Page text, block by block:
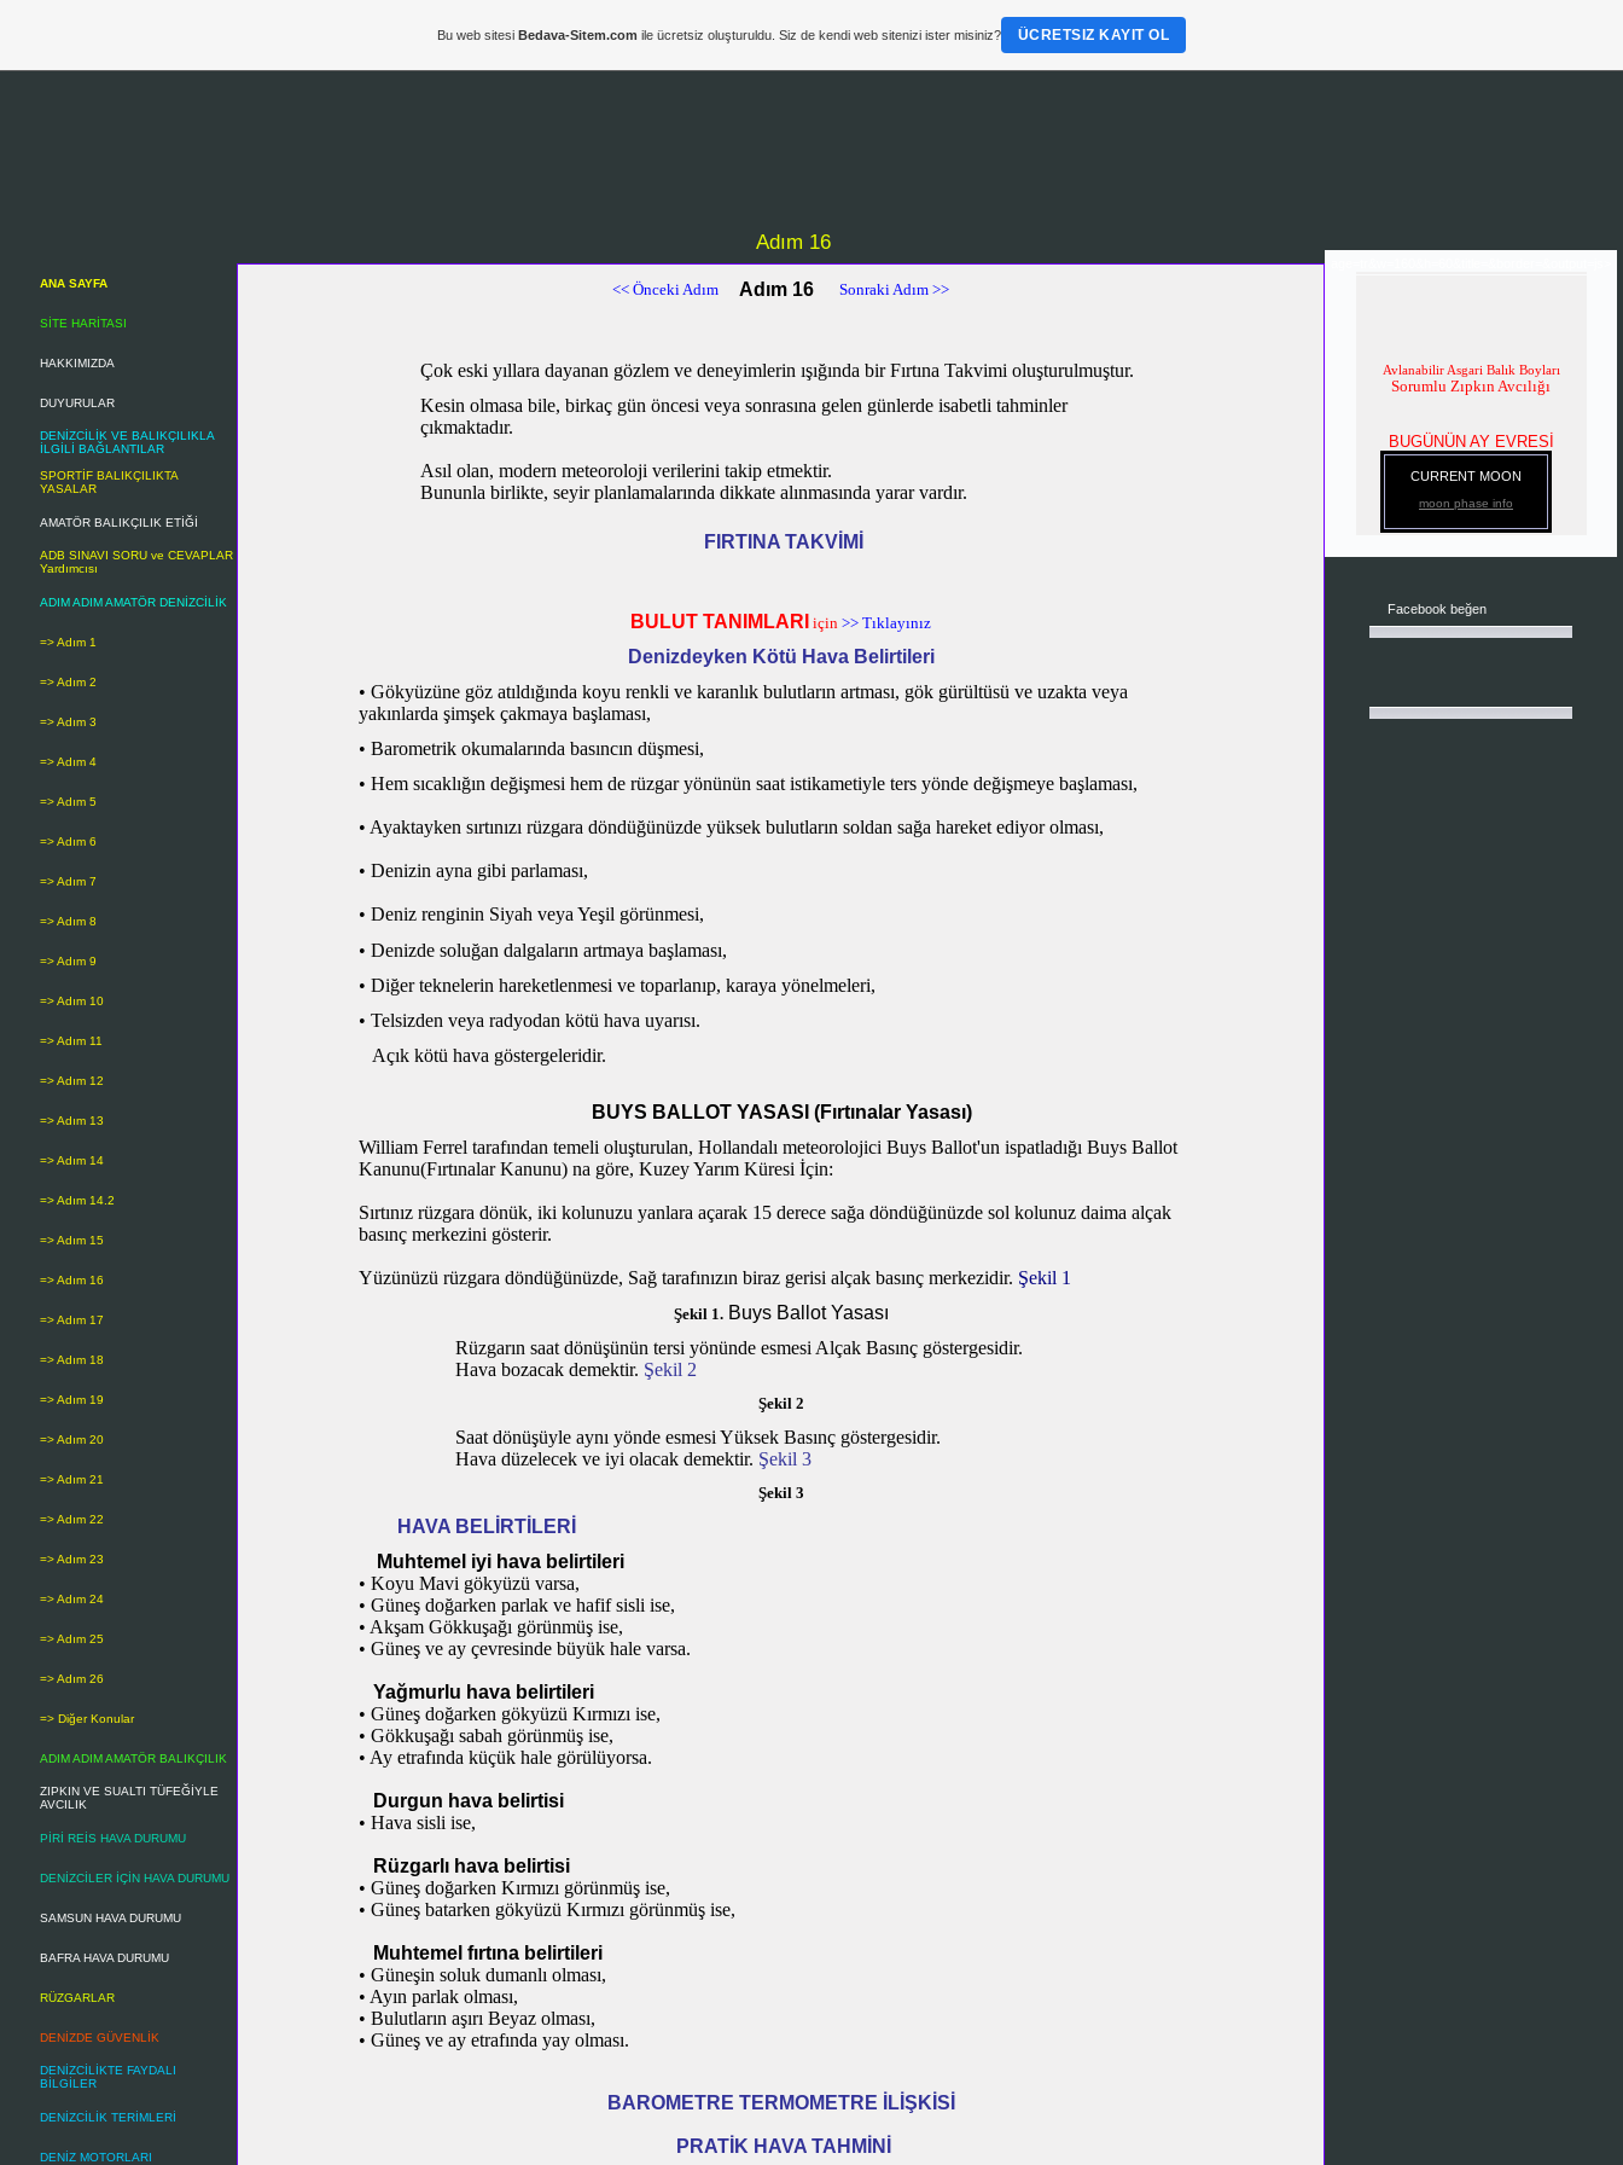
ANA SAYFA
SİTE HARİTASI
HAKKIMIZDA
DUYURULAR
DENİZCİLİK VE BALIKÇILIKLA
İLGİLİ BAĞLANTILAR
SPORTİF BALIKÇILIKTA
YASALAR
AMATÖR BALIKÇILIK ETİĞİ
ADB SINAVI SORU ve CEVAPLAR
Yardımcısı
ADIM ADIM AMATÖR DENİZCİLİK
=> Adım 1
=> Adım 2
=> Adım 3
=> Adım 4
=> Adım 5
=> Adım 6
=> Adım 7
=> Adım 8
=> Adım 9
=> Adım 10
=> Adım 11
=> Adım 12
=> Adım 13
=> Adım 14
=> Adım 14.2
=> Adım 15
=> Adım 16
=> Adım 17
=> Adım 18
=> Adım 19
=> Adım 20
=> Adım 21
=> Adım 22
=> Adım 23
=> Adım 24
=> Adım 25
=> Adım 26
=> Diğer Konular
ADIM ADIM AMATÖR BALIKÇILIK
ZIPKIN VE SUALTI TÜFEĞİYLE
AVCILIK
PİRİ REİS HAVA DURUMU
DENİZCİLER İÇİN HAVA DURUMU
SAMSUN HAVA DURUMU
BAFRA HAVA DURUMU
RÜZGARLAR
DENİZDE GÜVENLİK
DENİZCİLİKTE FAYDALI
BİLGİLER
DENİZCİLİK TERİMLERİ
DENİZ MOTORLARI
Adım 16
<< Önceki Adım Adım 16 Sonraki Adım >>
Çok eski yıllara dayanan gözlem ve deneyimlerin ışığında bir Fırtına Takvimi oluşturulmuştur.
Kesin olmasa bile, birkaç gün öncesi veya sonrasına gelen günlerde isabetli tahminler
çıkmaktadır.
Asıl olan, modern meteoroloji verilerini takip etmektir.
Bununla birlikte, seyir planlamalarında dikkate alınmasında yarar vardır.
FIRTINA TAKVİMİ
BULUT TANIMLARI için >> Tıklayınız
Denizdeyken Kötü Hava Belirtileri
• Gökyüzüne göz atıldığında koyu renkli ve karanlık bulutların artması, gök gürültüsü ve uzakta veya
yakınlarda şimşek çakmaya başlaması,
• Barometrik okumalarında basıncın düşmesi,
• Hem sıcaklığın değişmesi hem de rüzgar yönünün saat istikametiyle ters yönde değişmeye başlaması,
• Ayaktayken sırtınızı rüzgara döndüğünüzde yüksek bulutların soldan sağa hareket ediyor olması,
• Denizin ayna gibi parlaması,
• Deniz renginin Siyah veya Yeşil görünmesi,
• Denizde soluğan dalgaların artmaya başlaması,
• Diğer teknelerin hareketlenmesi ve toparlanıp, karaya yönelmeleri,
• Telsizden veya radyodan kötü hava uyarısı.
Açık kötü hava göstergeleridir.
BUYS BALLOT YASASI (Fırtınalar Yasası)
William Ferrel tarafından temeli oluşturulan, Hollandalı meteorolojici Buys Ballot'un ispatladığı Buys Ballot
Kanunu(Fırtınalar Kanunu) na göre, Kuzey Yarım Küresi İçin:
Sırtınız rüzgara dönük, iki kolunuzu yanlara açarak 15 derece sağa döndüğünüzde sol kolunuz daima alçak
basınç merkezini gösterir.
Yüzünüzü rüzgara döndüğünüzde, Sağ tarafınızın biraz gerisi alçak basınç merkezidir. Şekil 1
Şekil 1. Buys Ballot Yasası
Rüzgarın saat dönüşünün tersi yönünde esmesi Alçak Basınç göstergesidir.
Hava bozacak demektir. Şekil 2
Şekil 2
Saat dönüşüyle aynı yönde esmesi Yüksek Basınç göstergesidir.
Hava düzelecek ve iyi olacak demektir. Şekil 3
Şekil 3
HAVA BELİRTİLERİ
Muhtemel iyi hava belirtileri
• Koyu Mavi gökyüzü varsa,
• Güneş doğarken parlak ve hafif sisli ise,
• Akşam Gökkuşağı görünmüş ise,
• Güneş ve ay çevresinde büyük hale varsa.
Yağmurlu hava belirtileri
• Güneş doğarken gökyüzü Kırmızı ise,
• Gökkuşağı sabah görünmüş ise,
• Ay etrafında küçük hale görülüyorsa.
Durgun hava belirtisi
• Hava sisli ise,
Rüzgarlı hava belirtisi
• Güneş doğarken Kırmızı görünmüş ise,
• Güneş batarken gökyüzü Kırmızı görünmüş ise,
Muhtemel fırtına belirtileri
• Güneşin soluk dumanlı olması,
• Ayın parlak olması,
• Bulutların aşırı Beyaz olması,
• Güneş ve ay etrafında yay olması.
BAROMETRE TERMOMETRE İLİŞKİSİ
PRATİK HAVA TAHMİNİ
Avlanabilir Asgari Balık Boyları
Sorumlu Zıpkın Avcılığı
BUGÜNÜN AY EVRESİ
CURRENT MOON
moon phase info
Facebook beğen
Bu web sitesi Bedava-Sitem.com ile ücretsiz oluşturuldu. Siz de kendi web sitenizi ister misiniz? ÜCRETSIZ KAYIT OL